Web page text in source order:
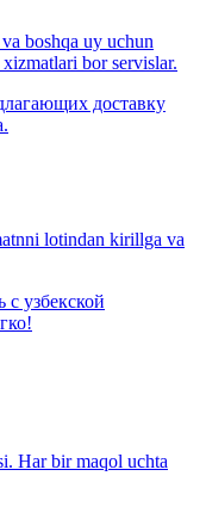
boshqa uy uchun
bor servislar.
доставку
lotindan kirillga va
узбекской
Har bir maqol uchta